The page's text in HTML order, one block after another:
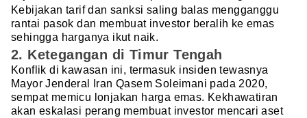
Kebijakan tarif dan sanksi saling balas mengganggu
rantai pasok dan membuat investor beralih ke emas
sehingga harganya ikut naik.
2. Ketegangan di Timur Tengah
Konflik di kawasan ini, termasuk insiden tewasnya
Mayor Jenderal Iran Qasem Soleimani pada 2020,
sempat memicu lonjakan harga emas. Kekhawatiran
akan eskalasi perang membuat investor mencari aset